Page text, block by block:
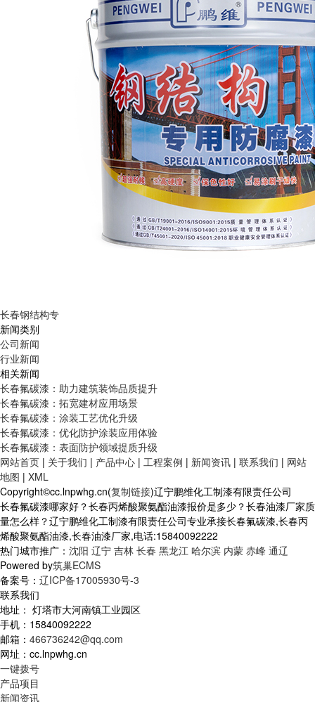
长春钢结构专
新闻类别
公司新闻
行业新闻
相关新闻
长春氟碳漆：助力建筑装饰品质提升
长春氟碳漆：拓宽建材应用场景
长春氟碳漆：涂装工艺优化升级
长春氟碳漆：优化防护涂装应用体验
长春氟碳漆：表面防护领域提质升级
网站首页 | 关于我们 | 产品中心 | 工程案例 | 新闻资讯 | 联系我们 | 网站
地图 | XML
Copyright©cc.lnpwhg.cn(复制链接)辽宁鹏维化工制漆有限责任公司
长春氟碳漆哪家好？长春丙烯酸聚氨酯油漆报价是多少？长春油漆厂家质
量怎么样？辽宁鹏维化工制漆有限责任公司专业承接长春氟碳漆,长春丙
烯酸聚氨酯油漆,长春油漆厂家,电话:15840092222
热门城市推广： 沈阳 辽宁 吉林 长春 黑龙江 哈尔滨 内蒙 赤峰 通辽
Powered by筑巢ECMS
备案号： 辽ICP备17005930号-3
联系我们
地址： 灯塔市大河南镇工业园区
手机：15840092222
邮箱： 466736242@qq.com
网址：cc.lnpwhg.cn
一键拨号
产品项目
新闻资讯